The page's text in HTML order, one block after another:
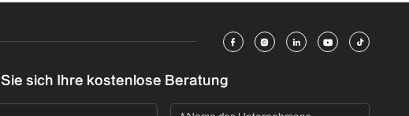
    
Sie sich Ihre kostenlose Beratung